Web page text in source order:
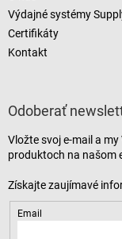
Výdajné systémy
Certifikáty
Kontakt
Odoberať
Vložte svoj e-mail a
produktoch na našom
Email